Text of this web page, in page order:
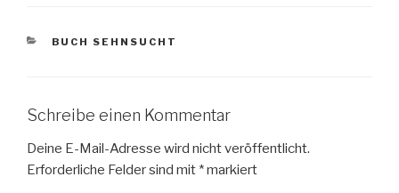
KATEGORIEN
BUCH SEHNSUCHT
Schreibe einen Kommentar
Deine E-Mail-Adresse wird nicht veröffentlicht.
Erforderliche Felder sind mit *markiert